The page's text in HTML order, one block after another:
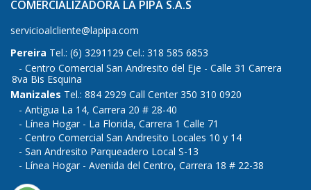
COMERCIALIZADORA LA PIPA S.A.S
servicioalcliente@lapipa.com
Pereira Tel.: (6) 3291129 Cel.: 318 585 6853
Centro Comercial San Andresito del Eje - Calle 31 Carrera
8va Bis Esquina
Manizales Tel.: 884 2929 Call Center 350 310 0920
Antigua La 14, Carrera 20 # 28-40
Línea Hogar - La Florida, Carrera 1 Calle 71
Centro Comercial San Andresito Locales 10 y 14
San Andresito Parqueadero Local S-13
Línea Hogar - Avenida del Centro, Carrera 18 # 22-38